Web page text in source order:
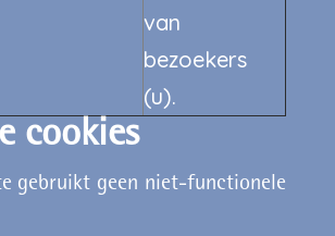
van
bezoekers
(u).
cookies
gebruikt geen niet-functionele